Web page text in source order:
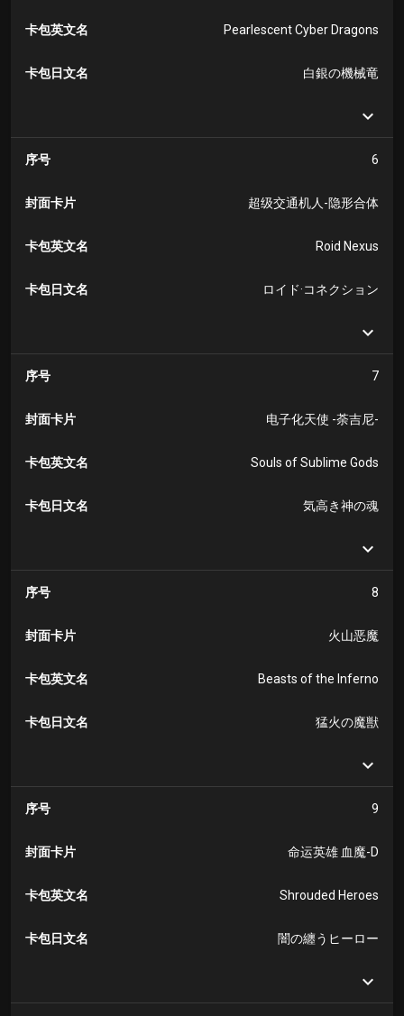
卡包英文名 Pearlescent Cyber Dragons
卡包日文名 白銀の機械竜
序号 6
封面卡片 超级交通机人-隐形合体
卡包英文名 Roid Nexus
卡包日文名 ロイド·コネクション
序号 7
封面卡片 电子化天使 -荼吉尼-
卡包英文名 Souls of Sublime Gods
卡包日文名 気高き神の魂
序号 8
封面卡片 火山恶魔
卡包英文名 Beasts of the Inferno
卡包日文名 猛火の魔獣
序号 9
封面卡片 命运英雄 血魔-D
卡包英文名 Shrouded Heroes
卡包日文名 闇の纏うヒーロー